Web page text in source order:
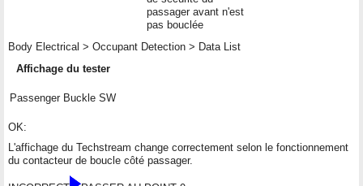
passager avant n'est
pas bouclée
Body Electrical > Occupant Detection > Data List
Affichage du tester
Passenger Buckle SW
OK:
L'affichage du Techstream change correctement selon le fonctionnement
du contacteur de boucle côté passager.